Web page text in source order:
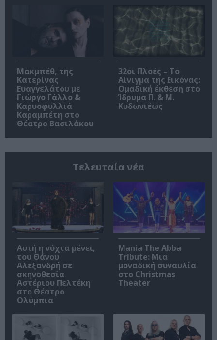
Μακμπέθ, της
Κατερίνας
Ευαγγελάτου με
Γιώργο Γάλλο &
Καρυοφυλλιά
Καραμπέτη στο
Θέατρο Βασιλάκου
32οι Πλοές – Το
Αίνιγμα της Εικόνας:
Ομαδική έκθεση στο
Ίδρυμα Π. & Μ.
Κυδωνιέως
Τελευταία νέα
Αυτή η νύχτα μένει,
του Θάνου
Αλεξανδρή σε
σκηνοθεσία
Αστέριου Πελτέκη
στο Θέατρο
Ολύμπια
Mania The Abba
Tribute: Μια
μοναδική συναυλία
στο Christmas
Theater